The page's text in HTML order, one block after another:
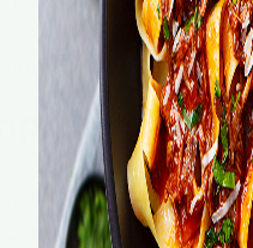
tour de hanches, tour
ces mesures, elles,
à continuer vos
les
et celles qui comptent
une spirale infernale et
le long terme.